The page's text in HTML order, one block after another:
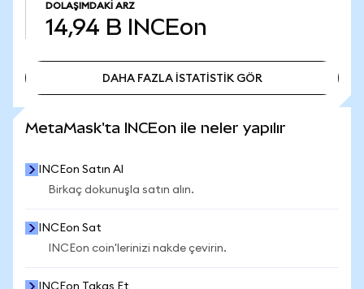
DOLAŞIMDAKI ARZ
14,94 B INCEon
DAHA FAZLA İSTATİSTİK GÖR
MetaMask'ta INCEon ile neler yapılır
INCEon Satın Al
Birkaç dokunuşla satın alın.
INCEon Sat
INCEon coin'lerinizi nakde çevirin.
INCEon Takas Et